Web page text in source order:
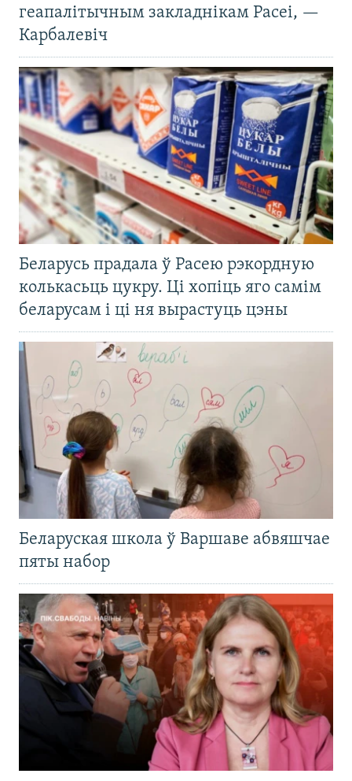
геапалітычным закладнікам Расеі, —
Карбалевіч
Беларусь прадала ў Расею рэкордную
колькасьць цукру. Ці хопіць яго самім
беларусам і ці ня вырастуць цэны
Беларуская школа ў Варшаве абвяшчае
пяты набор